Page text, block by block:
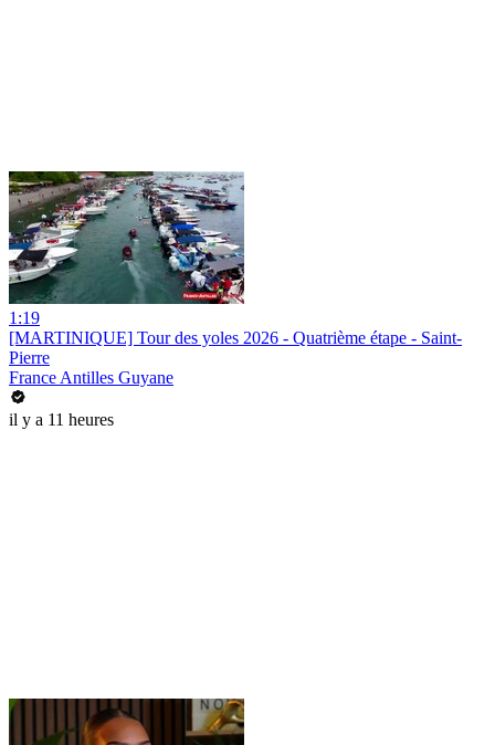
1:19
[MARTINIQUE] Tour des yoles 2026 - Quatrième étape - Saint-
Pierre
France Antilles Guyane
il y a 11 heures